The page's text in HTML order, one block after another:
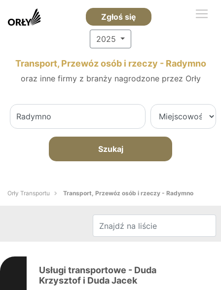
Zgłoś się
2025
Transport, Przewóz osób i rzeczy - Radymno
oraz inne firmy z branży nagrodzone przez Orły
Szukaj
Orły Transportu Transport, Przewóz osób i rzeczy - Radymno
Usługi transportowe - Duda
Krzysztof i Duda Jacek